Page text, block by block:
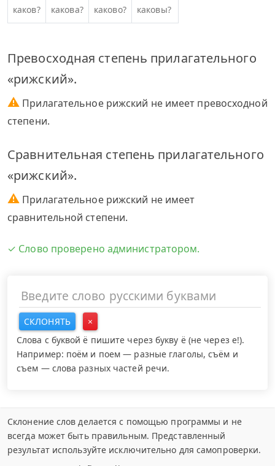
каков? какова? каково? каковы?
Превосходная степень прилагательного
«рижский».
⚠ Прилагательное рижский не имеет превосходной
степени.
Сравнительная степень прилагательного
«рижский».
⚠ Прилагательное рижский не имеет
сравнительной степени.
✓ Слово проверено администратором.
СКЛОНЯТЬ
×
Слова с буквой ё пишите через букву ё (не через е!).
Например: поём и поем — разные глаголы, съём и
съем — слова разных частей речи.
Склонение слов делается с помощью программы и не
всегда может быть правильным. Представленный
результат используйте исключительно для самопроверки.